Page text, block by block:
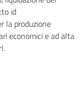
id
la produzione
economici e ad alta